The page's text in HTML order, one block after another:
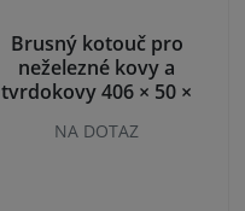
Brusný kotouč pro
neželezné kovy a
tvrdokovy 406 × 50 ×
NA DOTAZ